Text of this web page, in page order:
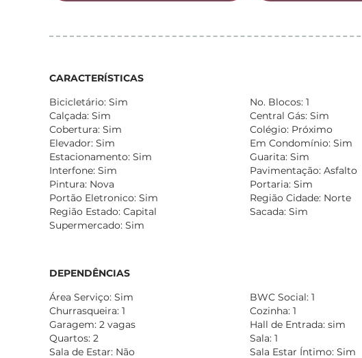
CARACTERÍSTICAS
Bicicletário: Sim
No. Blocos: 1
Calçada: Sim
Central Gás: Sim
Cobertura: Sim
Colégio: Próximo
Elevador: Sim
Em Condomínio: Sim
Estacionamento: Sim
Guarita: Sim
Interfone: Sim
Pavimentação: Asfalto
Pintura: Nova
Portaria: Sim
Portão Eletronico: Sim
Região Cidade: Norte
Região Estado: Capital
Sacada: Sim
Supermercado: Sim
DEPENDÊNCIAS
Área Serviço: Sim
BWC Social: 1
Churrasqueira: 1
Cozinha: 1
Garagem: 2 vagas
Hall de Entrada: sim
Quartos: 2
Sala: 1
Sala de Estar: Não
Sala Estar Íntimo: Sim